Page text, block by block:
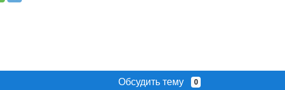
Обсудить тему 0